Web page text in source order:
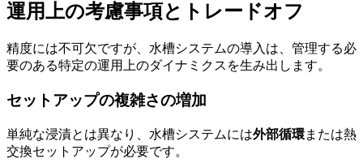
運用上の考慮事項とトレードオフ
精度には不可欠ですが、水槽システムの導入は、管理する必
要のある特定の運用上のダイナミクスを生み出します。
セットアップの複雑さの増加
単純な浸漬とは異なり、水槽システムには外部循環または熱
交換セットアップが必要です。